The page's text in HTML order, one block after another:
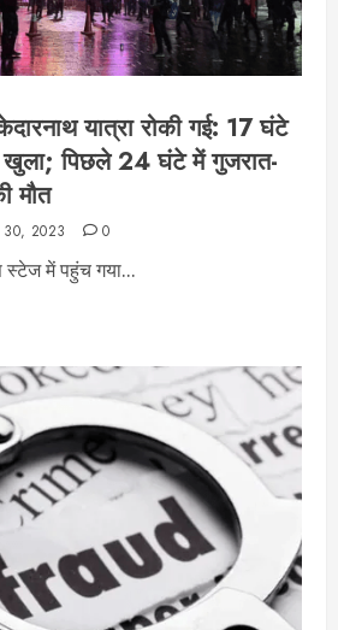
यात्रा रोकी गई: 17 घंटे
खुला; पिछले 24 घंटे में गुजरात-
मौत
30, 2023 0
में पहुंच गया...